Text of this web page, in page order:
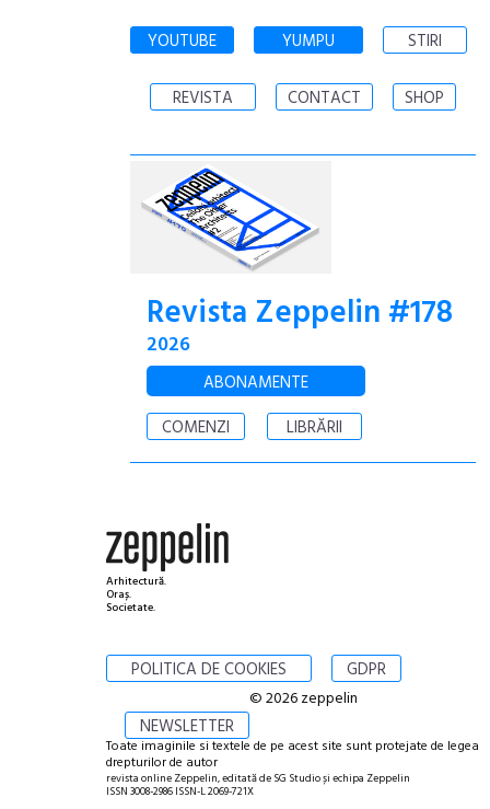
YOUTUBE YUMPU STIRI
REVISTA CONTACT SHOP
Revista Zeppelin #178
2026
ABONAMENTE
COMENZI
LIBRĂRII
Arhitectură.
Oraș.
Societate.
POLITICA DE COOKIES GDPR
NEWSLETTER
© 2026 zeppelin
Toate imaginile si textele de pe acest site sunt protejate de legea
drepturilor de autor
revista online Zeppelin, editată de SG Studio și echipa Zeppelin
ISSN 3008-2986 ISSN-L 2069-721X